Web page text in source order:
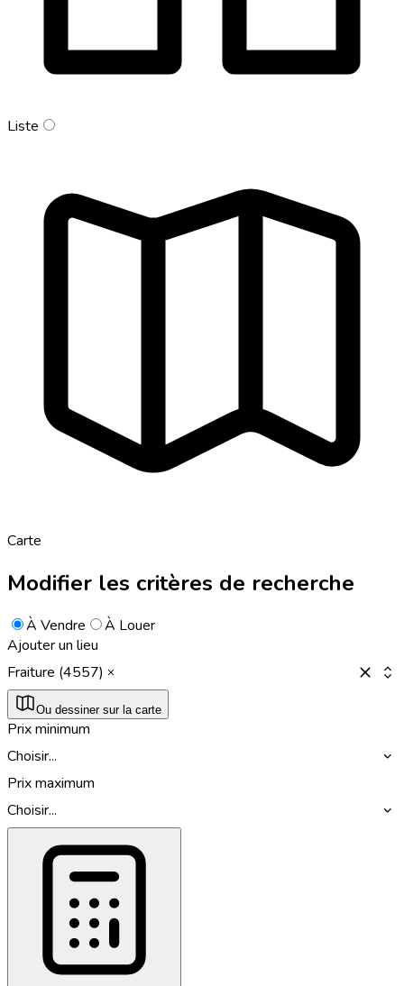
Liste
Carte
Modifier les critères de recherche
À Vendre
À Louer
Ajouter un lieu
Fraiture (4557)
Ou dessiner sur la carte
Prix minimum
Choisir...
Prix maximum
Choisir...